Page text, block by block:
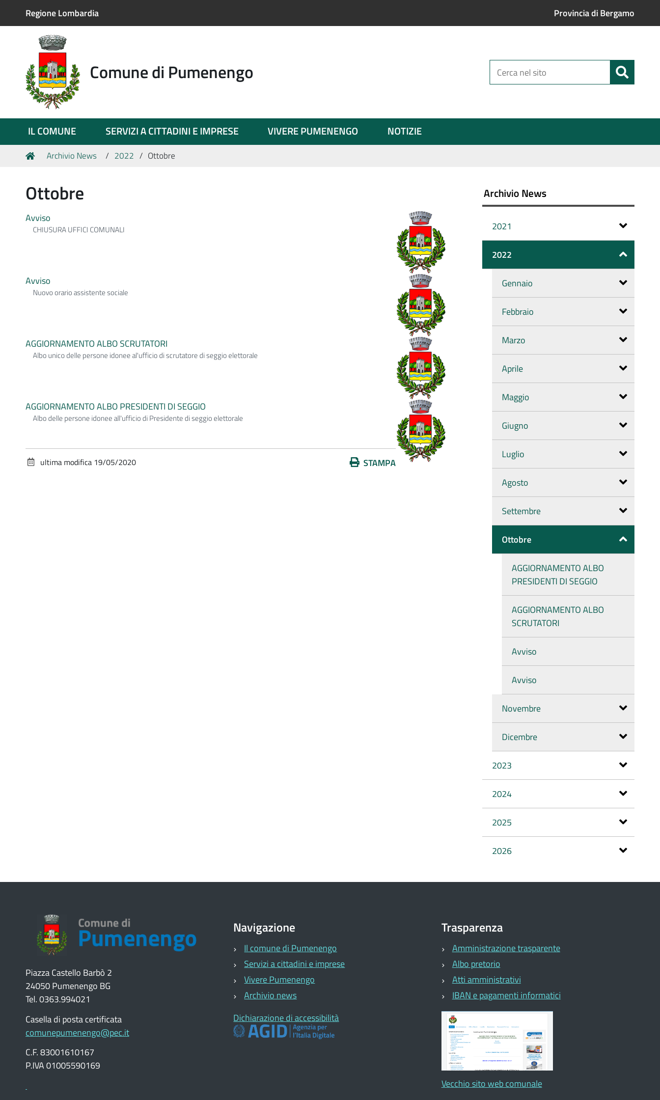
Regione Lombardia Provincia di Bergamo
Comune di Pumenengo
Cerca
nel
IL COMUNE SERVIZI A CITTADINI E IMPRESE VIVERE PUMENENGO NOTIZIE
Tu
Home
Archivio News 2022 Ottobre
Ottobre
Avviso
CHIUSURA UFFICI COMUNALI
Avviso
Nuovo orario assistente sociale
AGGIORNAMENTO ALBO SCRUTATORI
Albo unico delle persone idonee al'ufficio di scrutatore di seggio elettorale
AGGIORNAMENTO ALBO PRESIDENTI DI SEGGIO
Albo delle persone idonee all'ufficio di Presidente di seggio elettorale
Azioni STAMPA
ultima modifica 19/05/2020
Archivio News
2021
2022
Gennaio
Febbraio
Marzo
Aprile
Maggio
Giugno
Luglio
Agosto
Settembre
Ottobre
AGGIORNAMENTO ALBO
PRESIDENTI DI SEGGIO
AGGIORNAMENTO ALBO
SCRUTATORI
Avviso
Avviso
Novembre
Dicembre
2023
2024
2025
2026
Piazza Castello Barbò 2
24050 Pumenengo BG
Tel. 0363.994021
Casella di posta certificata
comunepumenengo@pec.it
C.F. 83001610167
P.IVA 01005590169
Navigazione
Il comune di Pumenengo
Servizi a cittadini e imprese
Vivere Pumenengo
Archivio news
Dichiarazione di accessibilità
Trasparenza
Amministrazione trasparente
Albo pretorio
Atti amministrativi
IBAN e pagamenti informatici
Vecchio sito web comunale